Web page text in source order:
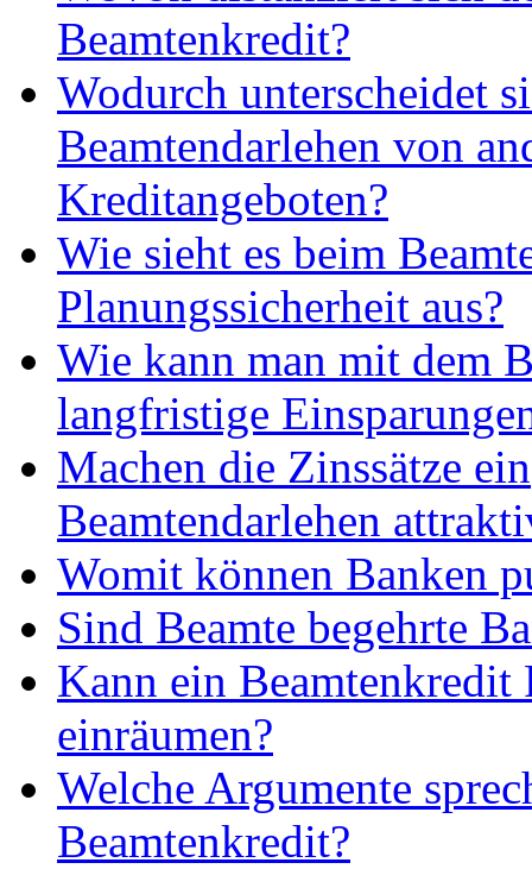
Beamtenkredit?
Wodurch unterscheidet
Beamtendarlehen von
Kreditangeboten?
Wie sieht es beim
Planungssicherheit aus?
Wie kann man mit dem
langfristige
Machen die Zinssätze ein
Beamtendarlehen
Womit können Banken
Sind Beamte begehrte
Kann ein Beamtenkredit
einräumen?
Welche Argumente
Beamtenkredit?